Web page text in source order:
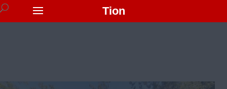
Tion